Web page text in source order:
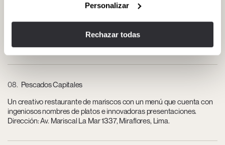
Personalizar
Rechazar todas
Museo histórico que ofrece una visión de la vida de la Lima colonial
a través de la conservación de bóvedas subterráneas y otras
reliquias. Dirección: Jr. Áncash 213, Centro Histórico de Lima.
08 Pescados Capitales
Un creativo restaurante de mariscos con un menú que cuenta con
ingeniosos nombres de platos e innovadoras presentaciones.
Dirección: Av. Mariscal La Mar 1337, Miraflores, Lima.